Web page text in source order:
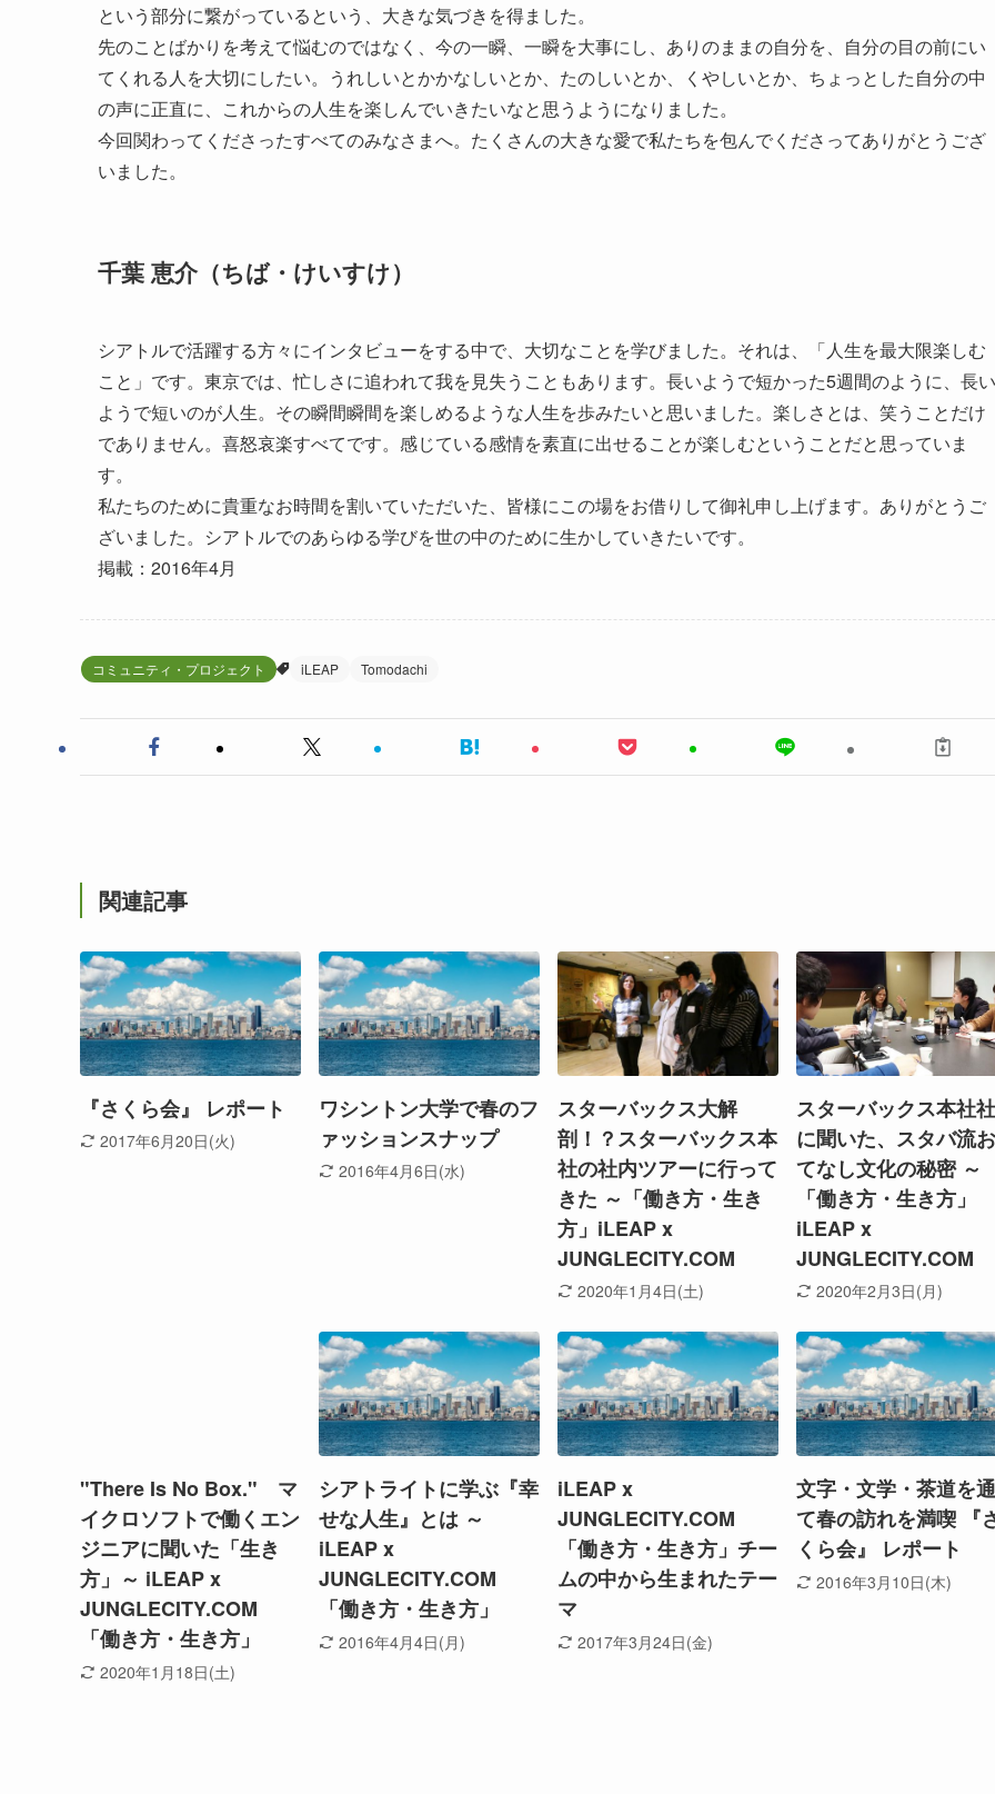
という部分に繋がっているという、大きな気づきを得ました。
先のことばかりを考えて悩むのではなく、今の一瞬、一瞬を大事にし、ありのままの自分を、自分の目の前にい
てくれる人を大切にしたい。うれしいとかかなしいとか、たのしいとか、くやしいとか、ちょっとした自分の中
の声に正直に、これからの人生を楽しんでいきたいなと思うようになりました。
今回関わってくださったすべてのみなさまへ。たくさんの大きな愛で私たちを包んでくださってありがとうござ
いました。
千葉 恵介（ちば・けいすけ）
シアトルで活躍する方々にインタビューをする中で、大切なことを学びました。それは、「人生を最大限楽しむ
こと」です。東京では、忙しさに追われて我を見失うこともあります。長いようで短かった5週間のように、長い
ようで短いのが人生。その瞬間瞬間を楽しめるような人生を歩みたいと思いました。楽しさとは、笑うことだけ
でありません。喜怒哀楽すべてです。感じている感情を素直に出せることが楽しむということだと思っていま
す。
私たちのために貴重なお時間を割いていただいた、皆様にこの場をお借りして御礼申し上げます。ありがとうご
ざいました。シアトルでのあらゆる学びを世の中のために生かしていきたいです。
掲載：2016年4月
コミュニティ・プロジェクト iLEAP Tomodachi
関連記事
『さくら会』 レポート
2017年6月20日(火)
ワシントン大学で春のフ
ァッションスナップ
2016年4月6日(水)
スターバックス大解
剖！？スターバックス本
社の社内ツアーに行って
きた ～「働き方・生き
方」iLEAP x
JUNGLECITY.COM
2020年1月4日(土)
スターバックス本社
に聞いた、スタバ流
てなし文化の秘密 ～
「働き方・生き方」
iLEAP x
JUNGLECITY.COM
2020年2月3日(月)
"There Is No Box." マ
イクロソフトで働くエン
ジニアに聞いた「生き
方」～ iLEAP x
JUNGLECITY.COM
「働き方・生き方」
2020年1月18日(土)
シアトライトに学ぶ『幸
せな人生』とは ～
iLEAP x
JUNGLECITY.COM
「働き方・生き方」
2016年4月4日(月)
iLEAP x
JUNGLECITY.COM
「働き方・生き方」チー
ムの中から生まれたテー
マ
2017年3月24日(金)
文字・文学・茶道を
て春の訪れを満喫 『
くら会』 レポート
2016年3月10日(木)